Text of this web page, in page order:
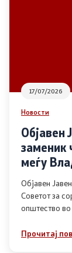
Основање
Дијалог
Отворени
организации
Финансиска
17/07/2026
Новости
Објавен
заменик
меѓу
во
Објавен
Советот за
општество
Прочитај